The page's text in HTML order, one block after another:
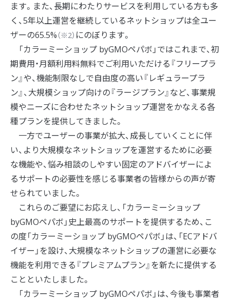
ます。また、長期にわたりサービスを利用している方も多
く、5年以上運営を継続しているネットショップは全ユー
ザーの65.5%（※2） にのぼります。
「カラーミーショップ byGMOペパボ」ではこれまで、初
期費用・月額利用料無料でご利用いただける『フリープラ
ン』や、機能制限なしで自由度の高い『レギュラープラ
ン』、大規模ショップ向けの『ラージプラン』など、事業規
模やニーズに合わせたネットショップ運営をかなえる各
種プランを提供してきました。
一方でユーザーの事業が拡大、成長していくことに伴
い、より大規模なネットショップを運営するために必要
な機能や、悩み相談のしやすい固定のアドバイザーによ
るサポートの必要性を感じる事業者の皆様からの声が寄
せられていました。
これらのご要望にお応えし、「カラーミーショップ
byGMOペパボ」史上最高のサポートを提供するため、こ
の度「カラーミーショップ byGMOペパボ」は、「ECアドバ
イザー」を設け、大規模なネットショップの運営に必要な
機能を利用できる『プレミアムプラン』を新たに提供する
ことといたしました。
「カラーミーショップ byGMOペパボ」は、今後も事業者